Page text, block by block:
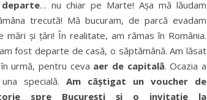
departe… nu chiar pe Marte! Aşa mă lăudam
trecută! Mă bucuram, de parcă evadam
mări şi ţări! În realitate, am rămas în România.
fost departe de casă, o săptămână. Am lăsat
urmă, pentru ceva aer de capitală. Ocazia a
specială. Am câştigat un voucher de
spre Bucureşti şi o invitaţie la